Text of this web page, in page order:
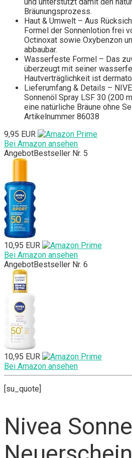
Bräunungsprozess.
Haut & Umwelt – Aus
Formel der Sonnenlotion frei
Octinoxat sowie Oxybenzon
abbaubar.
Wasserfeste Formel – Das
überzeugt mit seiner
Hautverträglichkeit ist
Lieferumfang & Details –
Sonnenöl Spray LSF 30 (200
eine natürliche Bräune ohne
Artikelnummer 86038
9,95 EUR
Bei Amazon ansehen
AngebotBestseller Nr. 5
10,95 EUR
Bei Amazon ansehen
AngebotBestseller Nr. 6
10,95 EUR
Bei Amazon ansehen
[su_quote]
Nivea